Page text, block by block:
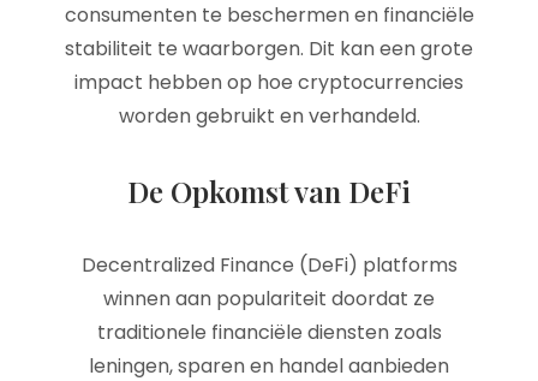
consumenten te beschermen en financiële
stabiliteit te waarborgen. Dit kan een grote
impact hebben op hoe cryptocurrencies
worden gebruikt en verhandeld.
De Opkomst van DeFi
Decentralized Finance (DeFi) platforms
winnen aan populariteit doordat ze
traditionele financiële diensten zoals
leningen, sparen en handel aanbieden